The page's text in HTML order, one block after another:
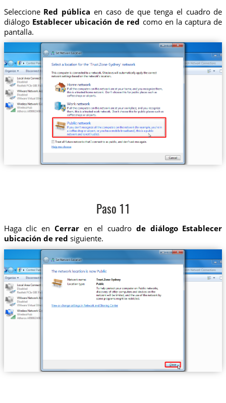
Seleccione Red pública en caso de que tenga el cuadro de
diálogo Establecer ubicación de red como en la captura de
pantalla.
Paso 11
Haga clic enCerrar en el cuadro de diálogo Establecer
ubicación de red siguiente.